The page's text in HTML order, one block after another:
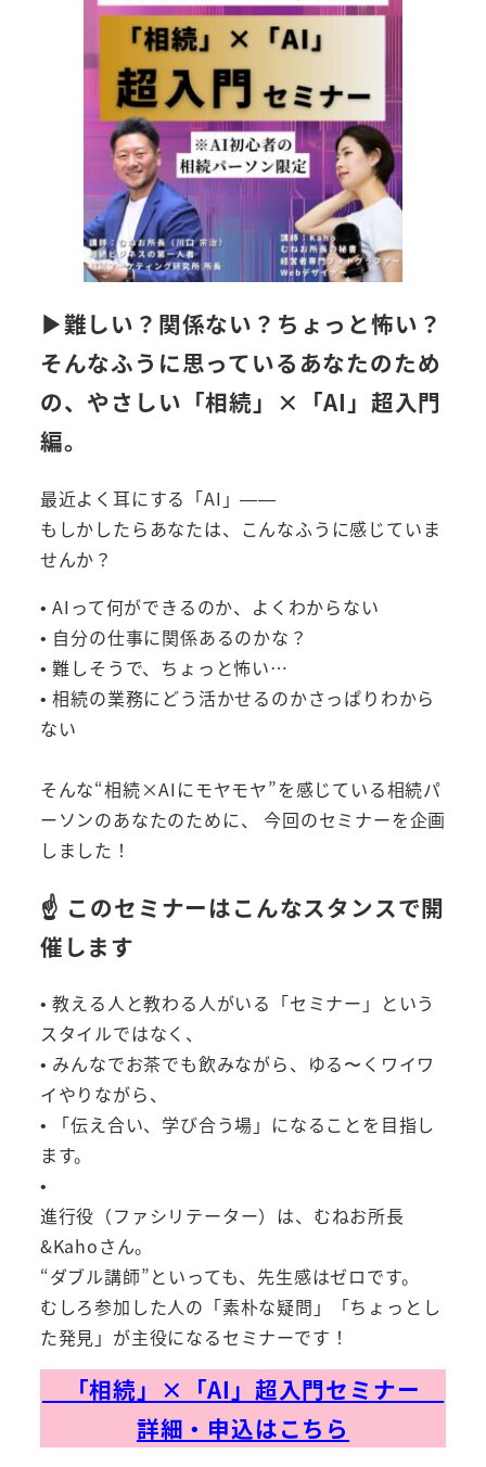
▶︎難しい？関係ない？ちょっと怖い？
そんなふうに思っているあなたのため
の、やさしい「相続」×「AI」超入門
編。
最近よく耳にする「AI」——
もしかしたらあなたは、こんなふうに感じていま
せんか？
• AIって何ができるのか、よくわからない
• 自分の仕事に関係あるのかな？
• 難しそうで、ちょっと怖い…
• 相続の業務にどう活かせるのかさっぱりわから
ない
そんな“相続×AIにモヤモヤ”を感じている相続パ
ーソンのあなたのために、 今回のセミナーを企画
しました！
☝️ このセミナーはこんなスタンスで開
催します
• 教える人と教わる人がいる「セミナー」という
スタイルではなく、
• みんなでお茶でも飲みながら、ゆる〜くワイワ
イやりながら、
• 「伝え合い、学び合う場」になることを目指し
ます。
•
進行役（ファシリテーター）は、むねお所長
&Kahoさん。
“ダブル講師”といっても、先生感はゼロです。
むしろ参加した人の「素朴な疑問」「ちょっとし
た発見」が主役になるセミナーです！
「相続」×「AI」超入門セミナー
詳細・申込はこちら